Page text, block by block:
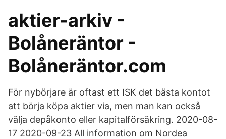
aktier-arkiv -
Bolåneräntor -
Bolåneräntor.com
För nybörjare är oftast ett ISK det bästa kontot
att börja köpa aktier via, men man kan också
välja depåkonto eller kapitalförsäkring. 2020-08-
17 2020-09-23 All information om Nordea